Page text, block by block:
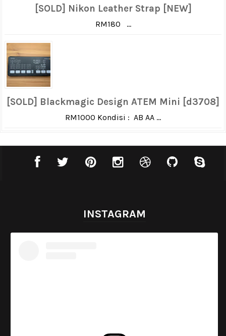
[SOLD] Nikon Leather Strap [NEW]
RM180 ...
[SOLD] Blackmagic Design ATEM Mini [d3708]
RM1000 Kondisi : AB AA ...
INSTAGRAM